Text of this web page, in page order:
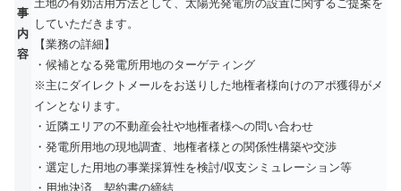
事
内
容
土地の有効活用方法として、太陽光発電所の設置に関するご提案を
していただきます。
【業務の詳細】
・候補となる発電所用地のターゲティング
※主にダイレクトメールをお送りした地権者様向けのアポ獲得がメ
インとなります。
・近隣エリアの不動産会社や地権者様への問い合わせ
・発電所用地の現地調査、地権者様との関係性構築や交渉
・選定した用地の事業採算性を検討/収支シミュレーション等
・用地決済、契約書の締結